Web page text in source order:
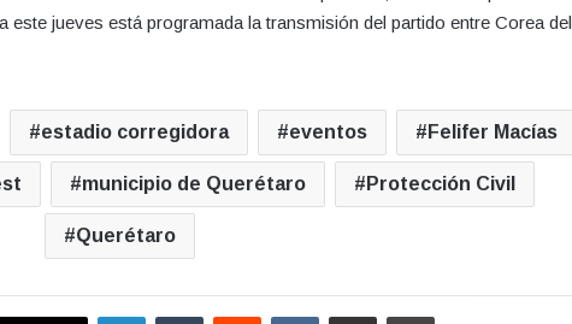
jueves está programada la transmisión del partido entre Corea del
estadio corregidora eventos Felifer Macías
municipio de Querétaro Protección Civil
Querétaro
LinkedInTumblr Reddit VKontakteCompartir por correo electrónicoImprimir